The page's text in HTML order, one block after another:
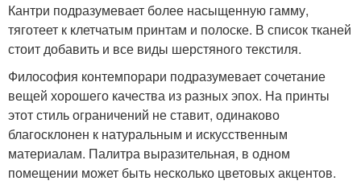
Кантри подразумевает более насыщенную гамму,
тяготеет к клетчатым принтам и полоске. В список тканей
стоит добавить и все виды шерстяного текстиля.
Философия контемпорари подразумевает сочетание
вещей хорошего качества из разных эпох. На принты
этот стиль ограничений не ставит, одинаково
благосклонен к натуральным и искусственным
материалам. Палитра выразительная, в одном
помещении может быть несколько цветовых акцентов.